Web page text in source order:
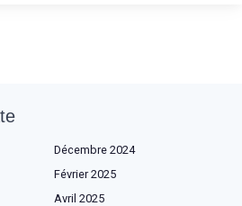
Décembre 2024
Février 2025
Avril 2025